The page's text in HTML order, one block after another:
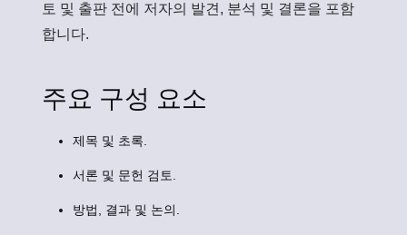
토 및 출판 전에 저자의 발견, 분석 및 결론을 포함
합니다.
주요 구성 요소
제목 및 초록.
서론 및 문헌 검토.
방법, 결과 및 논의.